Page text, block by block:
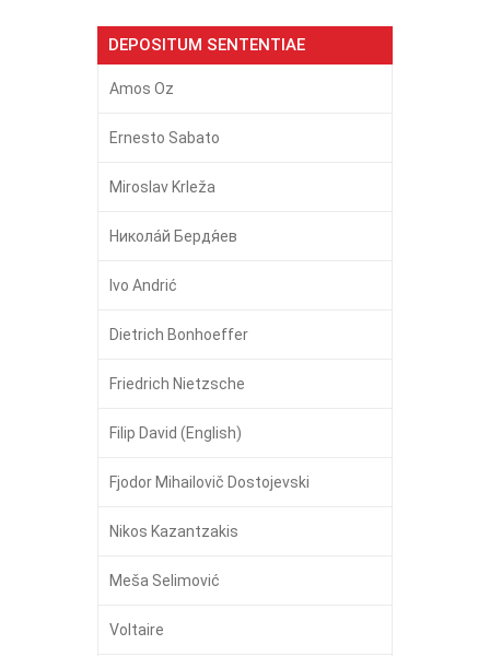
DEPOSITUM SENTENTIAE
Amos Oz
Ernesto Sabato
Miroslav Krleža
Никола́й Бердя́ев
Ivo Andrić
Dietrich Bonhoeffer
Friedrich Nietzsche
Filip David (English)
Fjodor Mihailovič Dostojevski
Nikos Kazantzakis
Meša Selimović
Voltaire